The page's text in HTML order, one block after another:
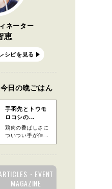
ネーター
恵
シピを見る
日の晩ごはん
手羽先とトウモ
ロコシの...
鶏肉の香ばしさに
ついつい手が伸...
・EVENT
MAGAZINE